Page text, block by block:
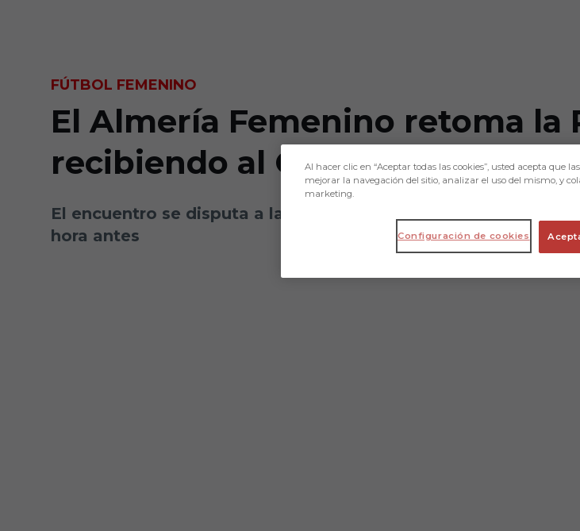
FÚTBOL FEMENINO
El Almería Femenino retoma la
recibiendo al Cádiz
El encuentro se disputa a las 16:30 h. del sábado y los
hora antes
Al hacer clic en “Aceptar todas las cookies”, usted acepta que
mejorar la navegación del sitio, analizar el uso del mismo, y
marketing.
Configuración de cookies